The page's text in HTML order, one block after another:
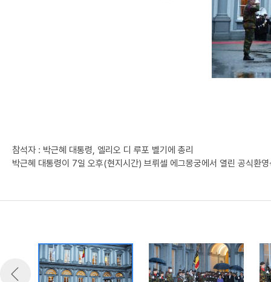
참석자 : 박근혜 대통령, 엘리오 디 루포 벨기에 총리
박근혜 대통령이 7일 오후(현지시간) 브뤼셀 에그몽궁에서 열린 공식환